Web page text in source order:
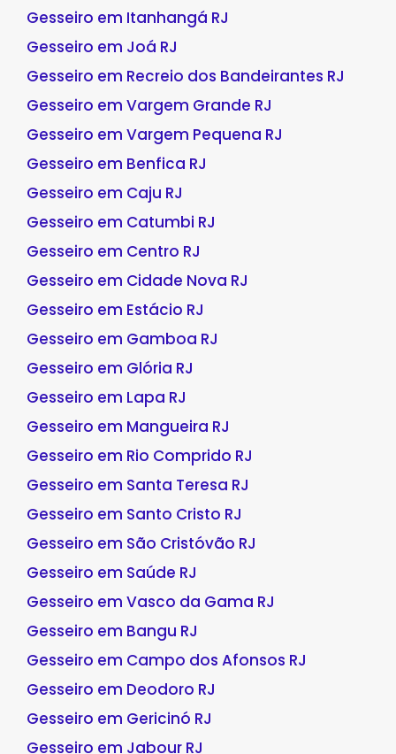
Gesseiro em Itanhangá RJ
Gesseiro em Joá RJ
Gesseiro em Recreio dos Bandeirantes RJ
Gesseiro em Vargem Grande RJ
Gesseiro em Vargem Pequena RJ
Gesseiro em Benfica RJ
Gesseiro em Caju RJ
Gesseiro em Catumbi RJ
Gesseiro em Centro RJ
Gesseiro em Cidade Nova RJ
Gesseiro em Estácio RJ
Gesseiro em Gamboa RJ
Gesseiro em Glória RJ
Gesseiro em Lapa RJ
Gesseiro em Mangueira RJ
Gesseiro em Rio Comprido RJ
Gesseiro em Santa Teresa RJ
Gesseiro em Santo Cristo RJ
Gesseiro em São Cristóvão RJ
Gesseiro em Saúde RJ
Gesseiro em Vasco da Gama RJ
Gesseiro em Bangu RJ
Gesseiro em Campo dos Afonsos RJ
Gesseiro em Deodoro RJ
Gesseiro em Gericinó RJ
Gesseiro em Jabour RJ